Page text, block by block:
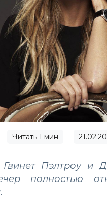
Читать 1 мин
Гвинет Пэлтроу и
полностью